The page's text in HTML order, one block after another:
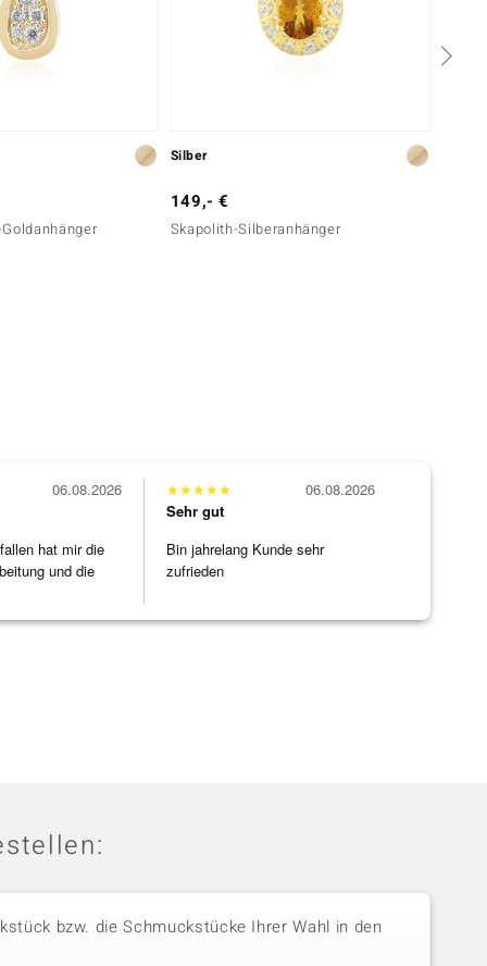
Silber
149,- €
Skapolith-Silberanhänger
hat mir die
und die
06.08.2026 ★★★★★
Sehr gut
Bin jahrelang Kunde sehr
zufrieden
06.08.2026
bzw. die Schmuckstücke Ihrer Wahl in den